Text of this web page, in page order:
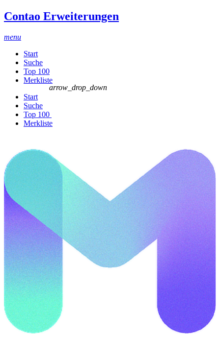
Contao Erweiterungen
menu
Start
Suche
Top 100
Merkliste
Start
Suche
Top 100
arrow_drop_down
Merkliste